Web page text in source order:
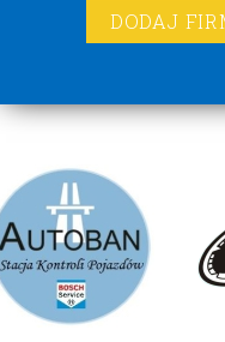
DODAJ
lorem